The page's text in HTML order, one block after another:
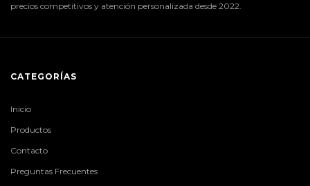
precios competitivos y atención personalizada desde 2022.
CATEGORÍAS
Inicio
Productos
Contacto
Preguntas Frecuentes